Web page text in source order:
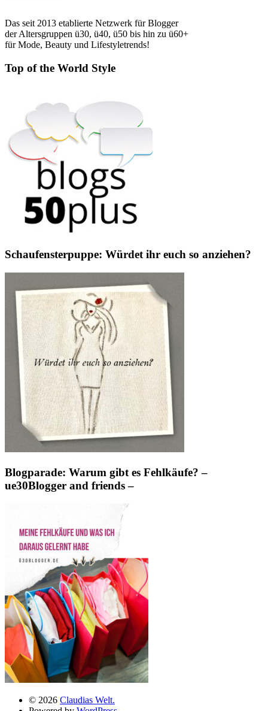
Das seit 2013 etablierte Netzwerk für Blogger
der Altersgruppen ü30, ü40, ü50 bis hin zu ü60+
für Mode, Beauty und Lifestyletrends!
Top of the World Style
Schaufensterpuppe: Würdet ihr euch so anziehen?
Blogparade: Warum gibt es Fehlkäufe? –
ue30Blogger and friends –
© 2026 Claudias Welt.